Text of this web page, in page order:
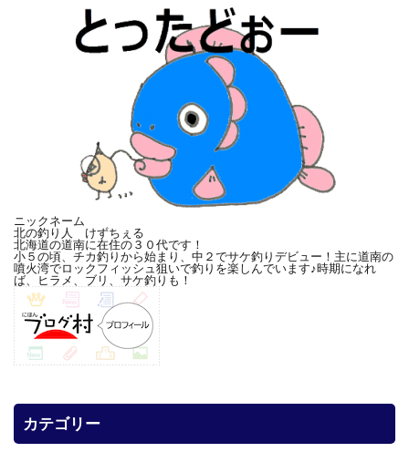
ニックネーム
北の釣り人 けずちぇる
北海道の道南に在住の３０代です！
小５の頃、チカ釣りから始まり、中２でサケ釣りデビュー！主に道南の
噴火湾でロックフィッシュ狙いで釣りを楽しんでいます♪時期になれ
ば、ヒラメ、ブリ、サケ釣りも！
カテゴリー